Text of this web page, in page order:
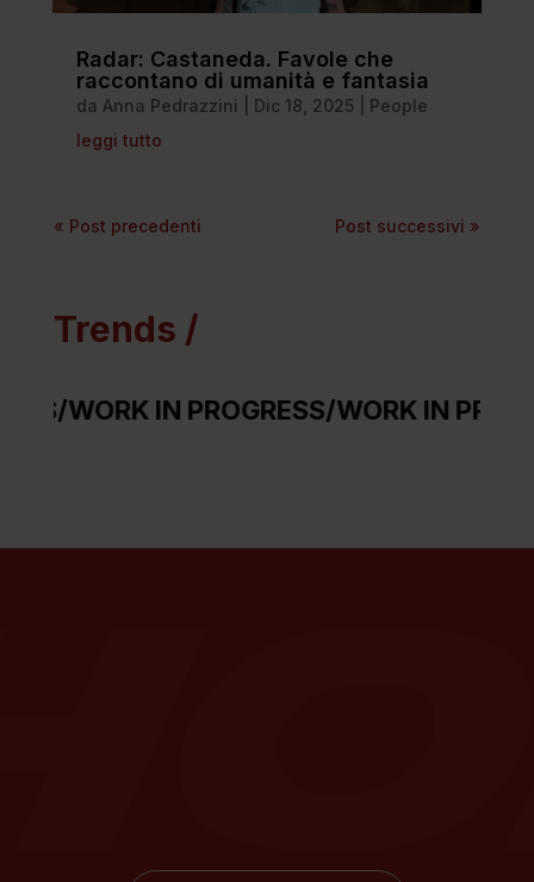
Radar: Castaneda. Favole che
raccontano di umanità e fantasia
da Anna Pedrazzini Dic 18, 2025
People
leggi tutto
« Post precedenti Post successivi »
Trends /
IN PROGRESS/WORK IN PROGRESS/